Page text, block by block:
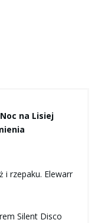
na Lisiej
i rzepaku. Elewarr
Silent Disco